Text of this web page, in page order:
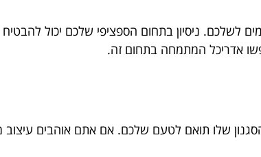
לשלכם. ניסיון בתחום הספציפי שלכם יכול
אדריכל המתמחה בתחום זה.
שלו תואם לטעם שלכם. אם אתם אוהבים עיצוב